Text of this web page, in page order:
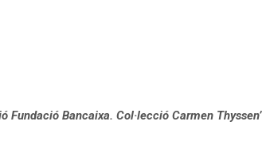
Fundació Bancaixa. Col·lecció Carmen Thyssen’